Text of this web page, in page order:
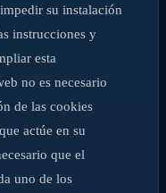
su instalación
instrucciones y
esta
no es necesario
de las cookies
actúe en su
que el
uno de los